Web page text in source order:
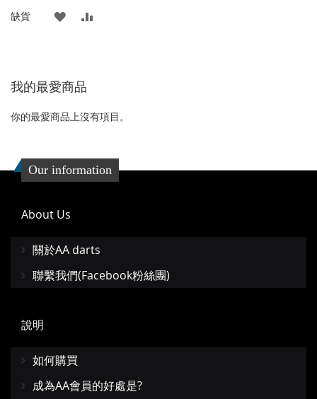
缺貨
添
收
藏
較
我的最愛商品
你的最愛商品上沒有項目。
Our information
About Us
關於AA darts
聯繫我們(Facebook粉絲團)
說明
如何購買
成為AA會員的好處是?